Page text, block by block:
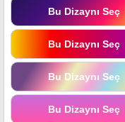
Bu Dizaynı Seç
Bu Dizaynı Seç
Bu Dizaynı Seç
Bu Dizaynı Seç